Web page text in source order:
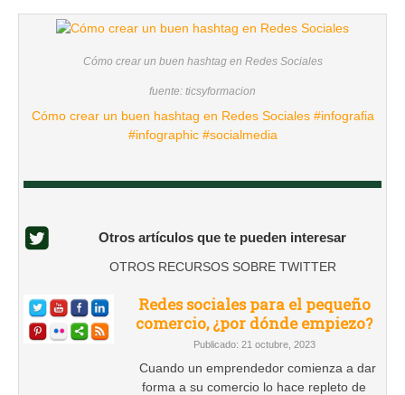
Cómo crear un buen hashtag en Redes Sociales
fuente: ticsyformacion
Cómo crear un buen hashtag en Redes Sociales #infografia
#infographic #socialmedia
Otros artículos que te pueden interesar
OTROS RECURSOS SOBRE TWITTER
Redes sociales para el pequeño
comercio, ¿por dónde empiezo?
Publicado: 21 octubre, 2023
Cuando un emprendedor comienza a dar
forma a su comercio lo hace repleto de